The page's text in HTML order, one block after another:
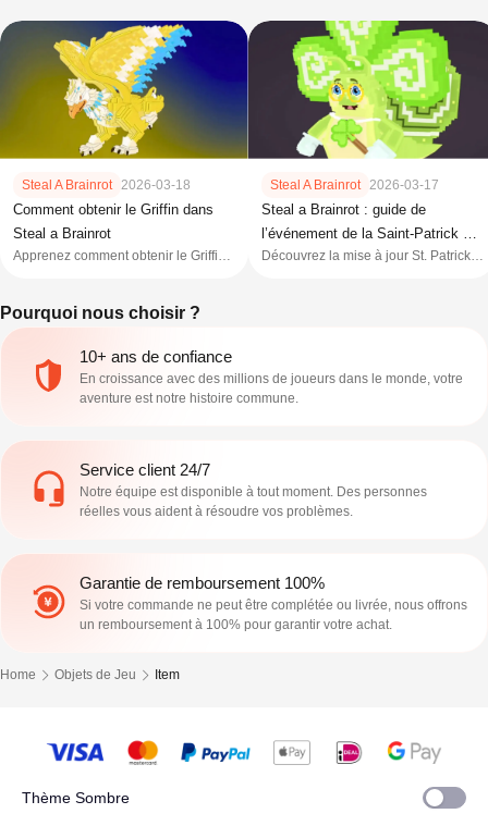
Steal A Brainrot 2026-03-18
Comment obtenir le Griffin dans
Steal a Brainrot
Apprenez comment obtenir le Griffin
les meilleures méthodes pour
acquérir ce puissant brainrot Secret.
Steal A Brainrot 2026-03-17
Steal a Brainrot : guide de
l’événement de la Saint-Patrick —
Lucky Pot et blocs
Découvrez la mise à jour St. Patrick
Pourquoi nous choisir ?
10+ ans de confiance
En croissance avec des millions de joueurs dans le monde, votre
aventure est notre histoire commune.
Service client 24/7
Notre équipe est disponible à tout moment. Des personnes
réelles vous aident à résoudre vos problèmes.
Garantie de remboursement 100%
Si votre commande ne peut être complétée ou livrée, nous offrons
un remboursement à 100% pour garantir votre achat.
Home Objets de Jeu Item
Thème Sombre